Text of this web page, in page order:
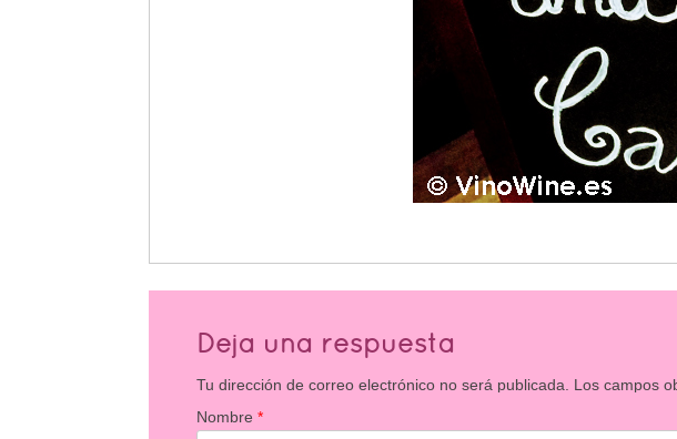
Deja una respuesta
Tu dirección de correo electrónico no será publicada. Los campos
Nombre*